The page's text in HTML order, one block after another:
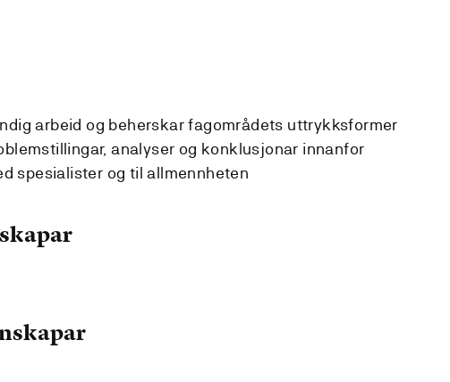
arbeid og beherskar fagområdets uttrykksformer
analyser og konklusjonar innanfor
spesialister og til allmennheten